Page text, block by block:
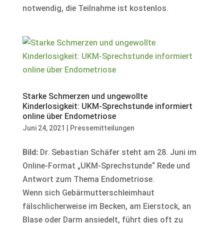
notwendig, die Teilnahme ist kostenlos.
Starke Schmerzen und ungewollte
Kinderlosigkeit: UKM-Sprechstunde informiert
online über Endometriose
Juni 24, 2021 Pressemitteilungen
Bild:Dr. Sebastian Schäfer steht am 28. Juni im
Online-Format „UKM-Sprechstunde“ Rede und
Antwort zum Thema Endometriose.
Wenn sich Gebärmutterschleimhaut
fälschlicherweise im Becken, am Eierstock, an
Blase oder Darm ansiedelt, führt dies oft zu